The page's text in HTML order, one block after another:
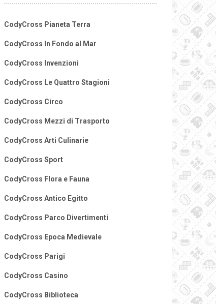
CodyCross Pianeta Terra
CodyCross In Fondo al Mar
CodyCross Invenzioni
CodyCross Le Quattro Stagioni
CodyCross Circo
CodyCross Mezzi di Trasporto
CodyCross Arti Culinarie
CodyCross Sport
CodyCross Flora e Fauna
CodyCross Antico Egitto
CodyCross Parco Divertimenti
CodyCross Epoca Medievale
CodyCross Parigi
CodyCross Casino
CodyCross Biblioteca